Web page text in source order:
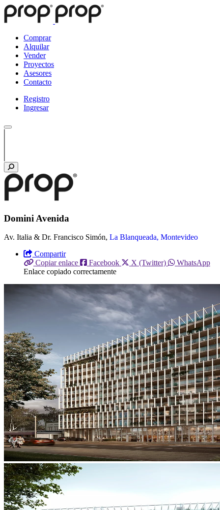
Comprar
Alquilar
Vender
Proyectos
Asesores
Contacto
Registro
Ingresar
Domini Avenida
Av. Italia & Dr. Francisco Simón, La Blanqueada, Montevideo
Compartir
Copiar enlace
Facebook X (Twitter)
WhatsApp
Enlace copiado correctamente